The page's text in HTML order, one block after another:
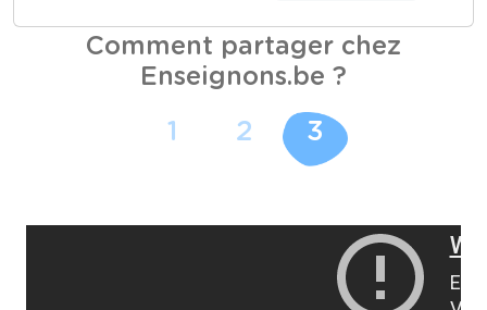
Comment partager chez
Enseignons.be ?
1 2 3